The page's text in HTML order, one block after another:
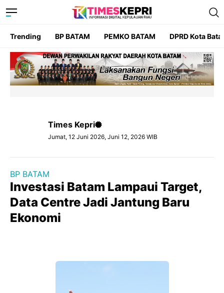
Trending BP BATAM PEMKO BATAM DPRD Kota
Times Kepri
Jumat, 12 Juni 2026, Juni 12, 2026 WIB
BP BATAM
Investasi Batam Lampaui Target,
Data Centre Jadi Jantung Baru
Ekonomi